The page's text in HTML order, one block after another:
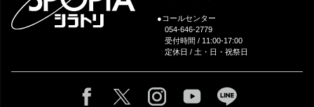
●コールセンター
054-646-2779
受付時間 / 11:00-17:00
定休日 / 土・日・祝祭日